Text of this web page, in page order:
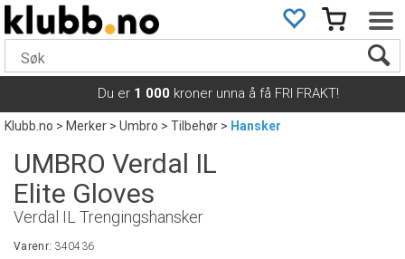
Du er 1 000 kroner unna å få FRI FRAKT!
Klubb.no>Merker>Umbro>Tilbehør> Hansker
UMBRO Verdal IL
Elite Gloves
Verdal IL Trengingshansker
Varenr: 340436